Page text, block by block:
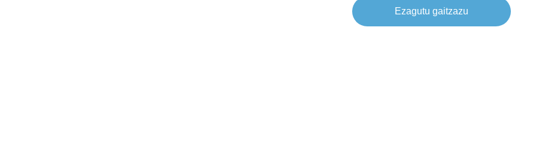
Ezagutu gaitzazu